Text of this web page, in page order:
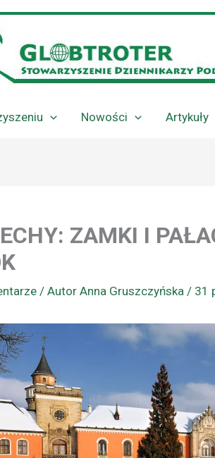
Nowości Artykuły
ZAMKI I
/ Autor Anna Gruszczyńska / 31